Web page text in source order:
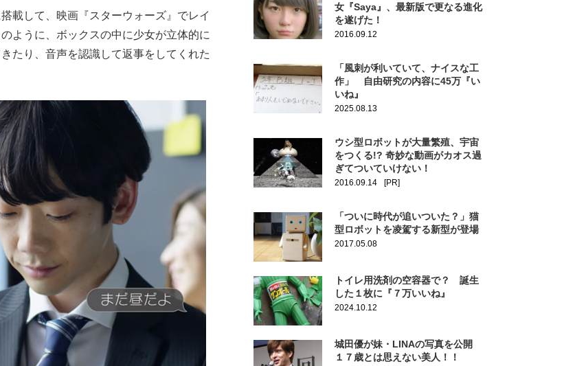
Mute
載して、映画『スターウォーズ』でレイ
ように、ボックスの中に少女が立体的に
たり、音声を認識して返事をしてくれた
女『Saya』、最新版で更なる進化
を遂げた！
2016.09.12
「風刺が利いていて、ナイスな工
作」 自由研究の内容に45万『い
いね』
2025.08.13
ウシ型ロボットが大量繁殖、宇宙
をつくる!? 奇妙な動画がカオス過
ぎてついていけない！
2016.09.14 [PR]
「ついに時代が追いついた？」猫
型ロボットを凌駕する新型が登場
2017.05.08
トイレ用洗剤の空容器で？ 誕生
した１枚に『７万いいね』
2024.10.12
城田優が妹・LINAの写真を公開
１７歳とは思えない美人！！